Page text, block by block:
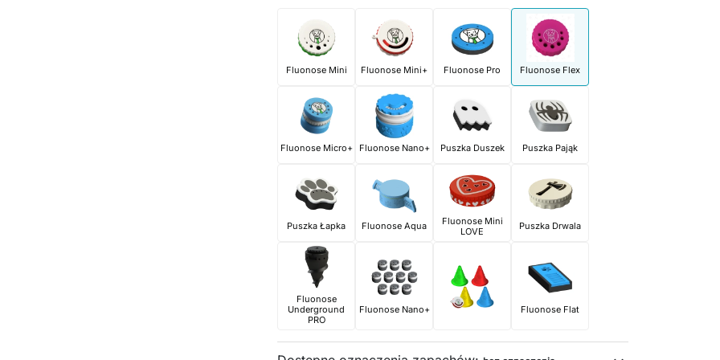
Fluonose Mini Fluonose Mini+ Fluonose Pro Fluonose Flex
Fluonose Micro+ Fluonose Nano+ Puszka Duszek Puszka Pająk
Puszka Łapka Fluonose Aqua
Fluonose Mini
LOVE
Puszka Drwala
Fluonose
Underground
PRO
Fluonose Nano+ Fluonose Flat